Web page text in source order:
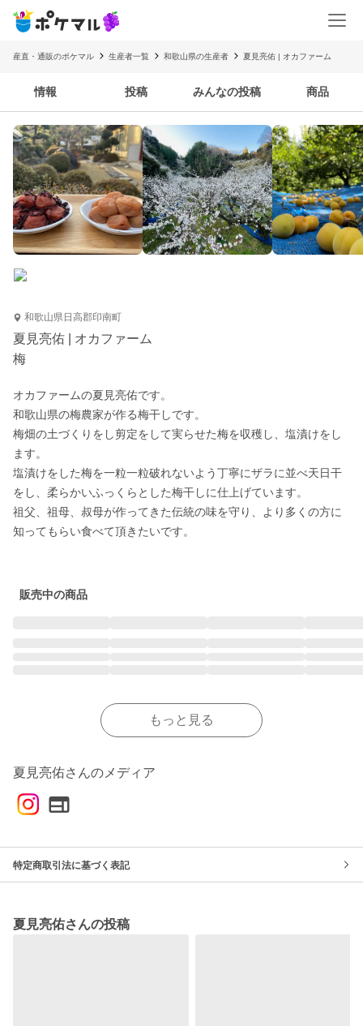
産直・通販のポケマル 生産者一覧 和歌山県の生産者 夏見亮佑 | オカファーム
情報 投稿 みんなの投稿 商品
和歌山県日高郡印南町
夏見亮佑 | オカファーム
梅
オカファームの夏見亮佑です。
和歌山県の梅農家が作る梅干しです。
梅畑の土づくりをし剪定をして実らせた梅を収穫し、塩漬けをし
ます。
塩漬けをした梅を一粒一粒破れないよう丁寧にザラに並べ天日干
をし、柔らかいふっくらとした梅干しに仕上げています。
祖父、祖母、叔母が作ってきた伝統の味を守り、より多くの方に
知ってもらい食べて頂きたいです。
販売中の商品
もっと見る
夏見亮佑さんのメディア
特定商取引法に基づく表記
夏見亮佑さんの投稿